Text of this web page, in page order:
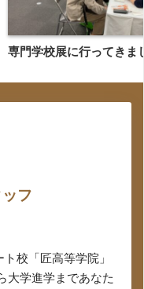
専門学校展に行ってきま
フ
校「匠高等学院」
大学進学まであなた